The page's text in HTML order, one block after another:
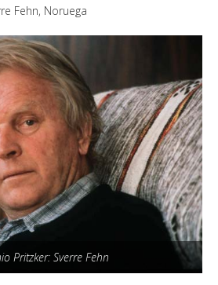
Fehn, Noruega
Pritzker: Sverre Fehn